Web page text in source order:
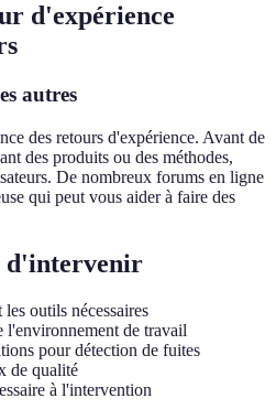
d'expérience
autres
des retours d'expérience. Avant de
des produits ou des méthodes,
De nombreux forums en ligne
qui peut vous aider à faire des
d'intervenir
outils nécessaires
l'environnement de travail
pour détection de fuites
de qualité
à l'intervention